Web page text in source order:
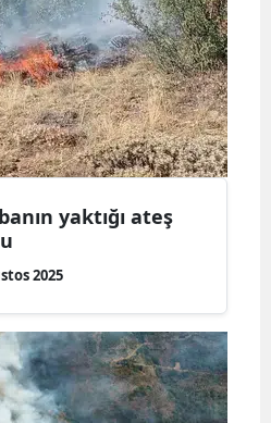
Çankırı
Çorum
Denizli
Diyarbakır
Edirne
Erzurum
Eskişehir
yaktığı ateş
2025